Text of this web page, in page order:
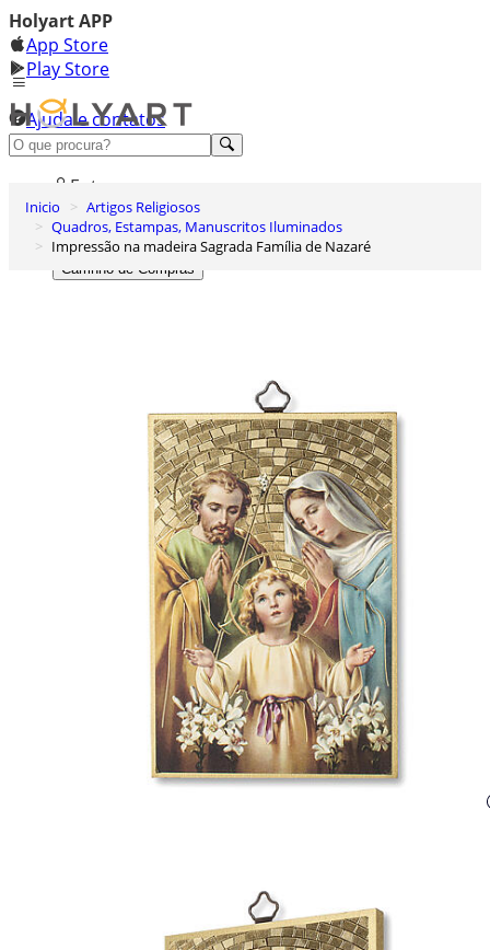
Holyart APP
App Store
Play Store
Ajuda e contatos
Conheça premium
Entrar
Lista de Desejos
0
Carrinho de Compras
Inicio
Artigos Religiosos
Quadros, Estampas, Manuscritos Iluminados
Impressão na madeira Sagrada Família de Nazaré